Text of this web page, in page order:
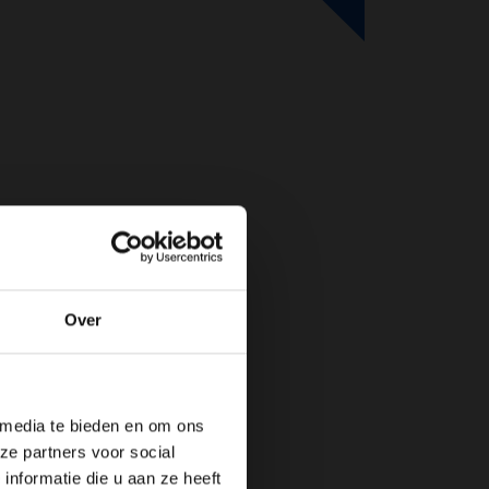
Over
te bieden en om ons
partners voor social
die u aan ze heeft